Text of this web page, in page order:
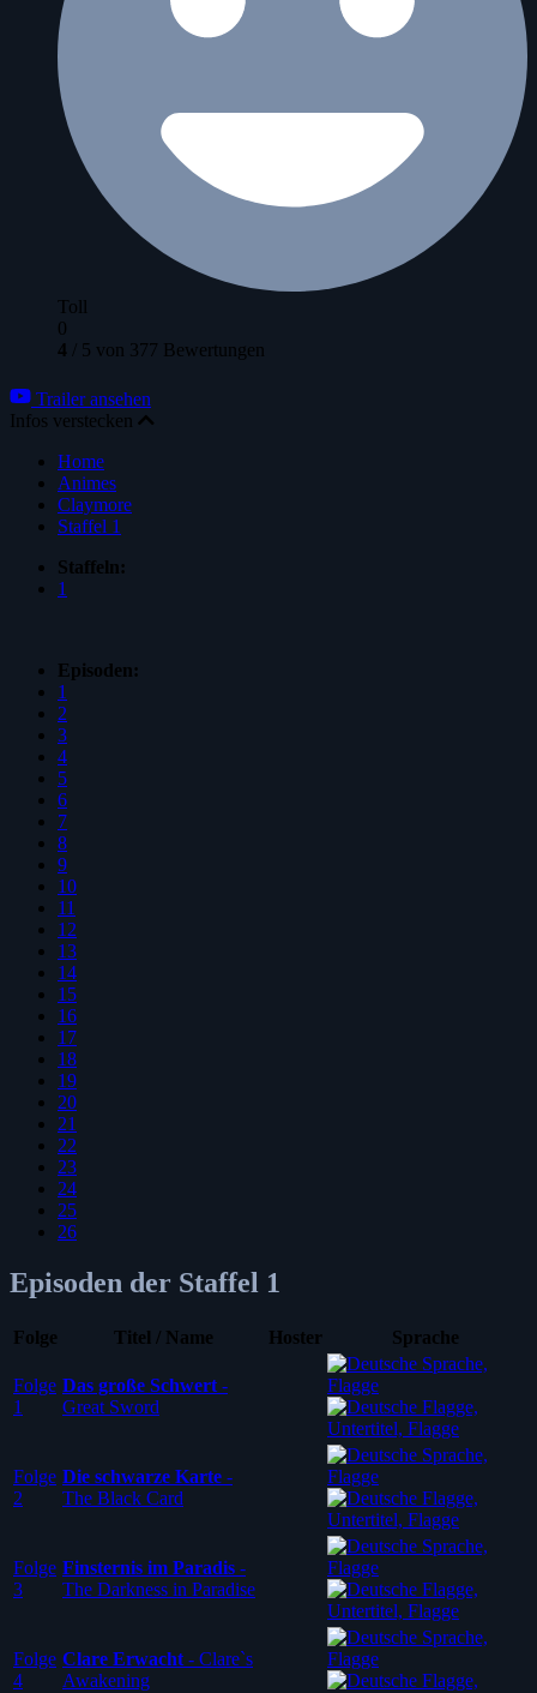
Toll
0
4 / 5 von 377 Bewertungen
Trailer ansehen
Infos verstecken
Home
Animes
Claymore
Staffel 1
Staffeln:
1
Episoden:
1
2
3
4
5
6
7
8
9
10
11
12
13
14
15
16
17
18
19
20
21
22
23
24
25
26
Episoden der Staffel 1
Folge Titel / Name Hoster Sprache
Folge
1
Das große Schwert -
Great Sword
Folge
2
Die schwarze Karte -
The Black Card
Folge
3
Finsternis im Paradis -
The Darkness in Paradise
Folge
4
Clare Erwacht - Clare`s
Awakening